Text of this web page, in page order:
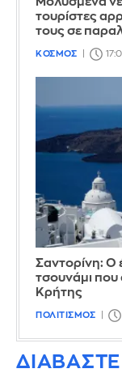
τουρίστες
τους σε
ΚΟΣΜΟΣ
Σαντορίνη: Ο
τσουνάμι που
Κρήτης
ΠΟΛΙΤΙΣΜΟΣ